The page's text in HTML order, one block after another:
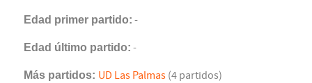
Edad primer partido: -
Edad último partido: -
Más partidos: UD Las Palmas (4 partidos)